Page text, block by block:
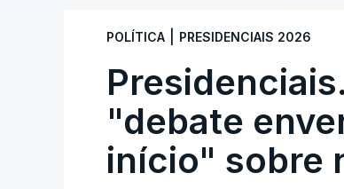
POLÍTICA PRESIDENCIAIS 2026
"debate
início" sobre